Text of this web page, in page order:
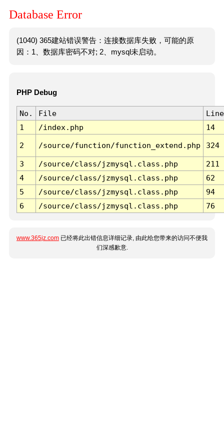
Database Error
(1040) 365建站错误警告：连接数据库失败，可能的原
因：1、数据库密码不对; 2、mysql未启动。
PHP Debug
No. File
Line
1
/index.php 14
2 /source/function/function_extend.php 324
3 /source/class/jzmysql.class.php
211
4
/source/class/jzmysql.class.php
62
5
/source/class/jzmysql.class.php
94
6
/source/class/jzmysql.class.php 76
www.365jz.com 已经将此出错信息详细记录, 由此给您带来的访问不便我
们深感歉意.